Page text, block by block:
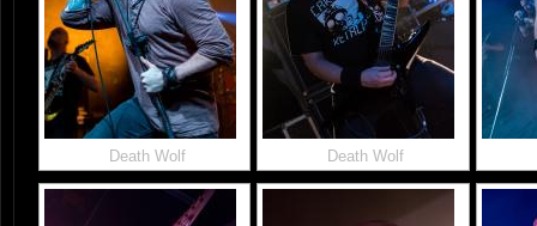
Death Wolf Death Wolf